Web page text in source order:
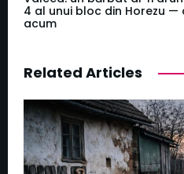
4 al unui bloc din Horezu —
acum
Related Articles